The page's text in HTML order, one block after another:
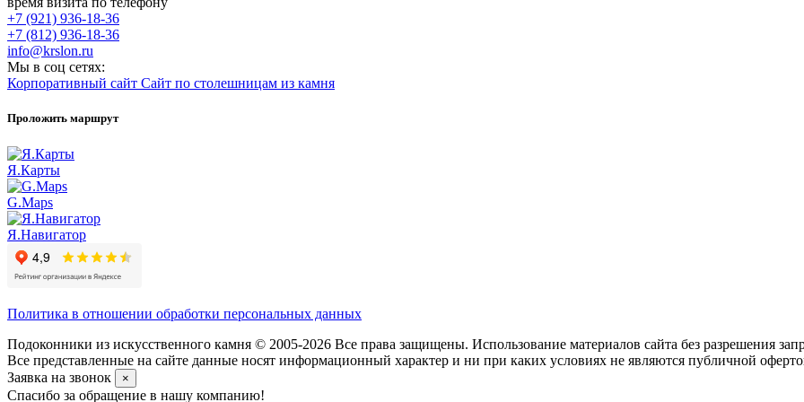
+7 (921) 936-18-36
+7 (812) 936-18-36
info@krslon.ru
Мы в соц сетях:
Корпоративный сайт Сайт по столешницам из камня
Проложить маршрут
Я.Карты
G.Maps
Я.Навигатор
Политика в отношении обработки персональных данных
Подоконники из искусственного камня © 2005-2026 Все права защищены. Использование материалов сайта без разрешения
Все представленные на сайте данные носят информационный характер и ни при каких условиях не являются публичной
Заявка на звонок
×
Спасибо за обращение в нашу компанию!